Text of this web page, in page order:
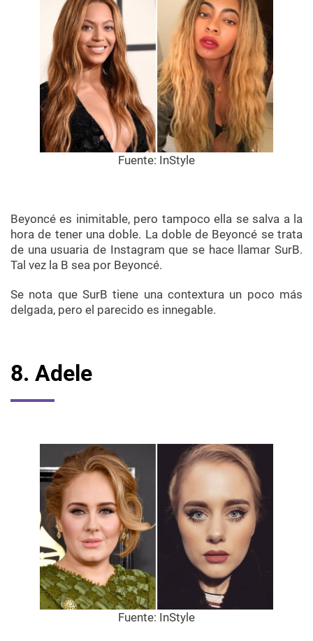
Fuente: InStyle
Beyoncé es inimitable, pero tampoco ella se salva a la
hora de tener una doble. La doble de Beyoncé se trata
de una usuaria de Instagram que se hace llamar SurB.
Tal vez la B sea por Beyoncé.
Se nota que SurB tiene una contextura un poco más
delgada, pero el parecido es innegable.
8. Adele
Fuente: InStyle